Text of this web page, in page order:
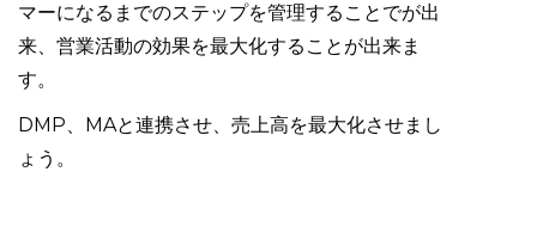
マーになるまでのステップを管理することでが出
来、営業活動の効果を最大化することが出来ま
す。
DMP、MAと連携させ、売上高を最大化させまし
ょう。